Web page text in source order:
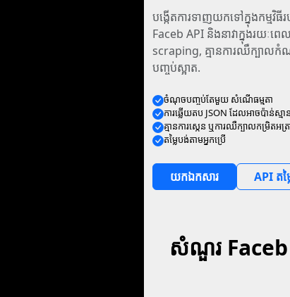
បង្កើតការទាញយកទៅក្នុងកម្មវិ
Faceb API និងនាវាក្នុងរយៈពេល
scraping, គ្មានការឈឺក្បាល
បញ្ចប់ស្អាត.
ចំណុច​បញ្ចប់​តែ​មួយ សំណើ​ធម្មតា
ការ​ឆ្លើយតប JSON ដែល​អាច​ប៉ាន់ស្មា
គ្មាន​ការ​ស្កេន ឬ​ការ​ឈឺក្បាល​កម្រិត​អត្រ
តម្លៃ​បង់​តាម​អ្នក​ប្រើ
យក​ឯកសារ API តម្
សំណួរ Faceb